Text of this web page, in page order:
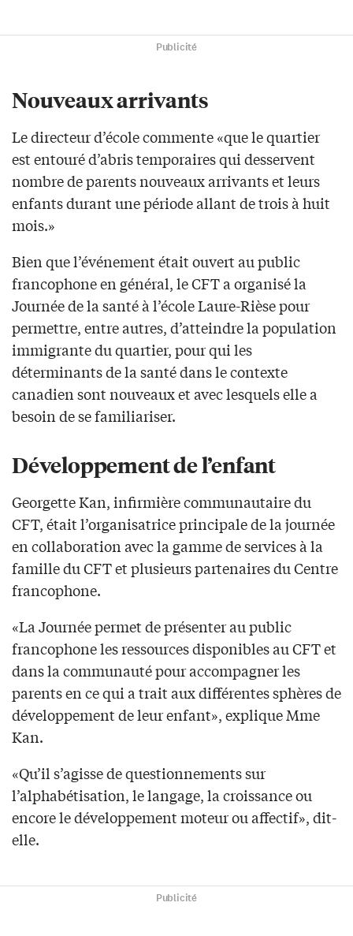
Publicité
Nouveaux arrivants
Le directeur d’école commente «que le quartier
est entouré d’abris temporaires qui desservent
nombre de parents nouveaux arrivants et leurs
enfants durant une période allant de trois à huit
mois.»
Bien que l’événement était ouvert au public
francophone en général, le CFT a organisé la
Journée de la santé à l’école Laure-Rièse pour
permettre, entre autres, d’atteindre la population
immigrante du quartier, pour qui les
déterminants de la santé dans le contexte
canadien sont nouveaux et avec lesquels elle a
besoin de se familiariser.
Développement de l’enfant
Georgette Kan, infirmière communautaire du
CFT, était l’organisatrice principale de la journée
en collaboration avec la gamme de services à la
famille du CFT et plusieurs partenaires du Centre
francophone.
«La Journée permet de présenter au public
francophone les ressources disponibles au CFT et
dans la communauté pour accompagner les
parents en ce qui a trait aux différentes sphères de
développement de leur enfant», explique Mme
Kan.
«Qu’il s’agisse de questionnements sur
l’alphabétisation, le langage, la croissance ou
encore le développement moteur ou affectif», dit-
elle.
Publicité